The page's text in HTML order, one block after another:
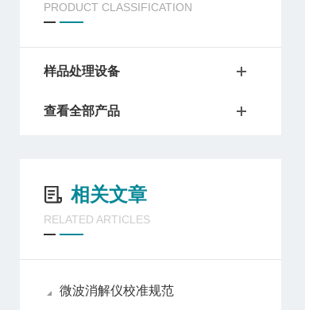
PRODUCT CLASSIFICATION
样品处理设备
查看全部产品
相关文章
RELATED ARTICLES
微波消解仪校准规范